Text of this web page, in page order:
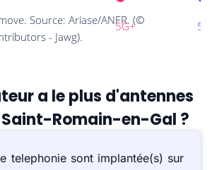
a le plus d'antennes
Saint-Romain-en-Gal ?
telephonie sont implantée(s) sur